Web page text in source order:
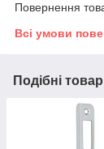
Повернення
Всі умови
Подібні